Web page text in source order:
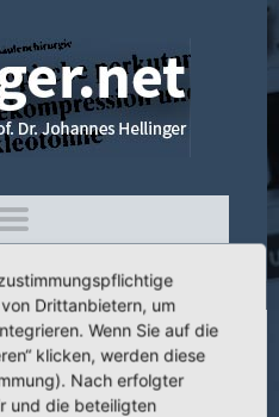
in the Cervical
Clinical outcome
Drittanbietern, um
Wenn Sie auf die
klicken, werden diese
Nach erfolgter
und die beteiligten